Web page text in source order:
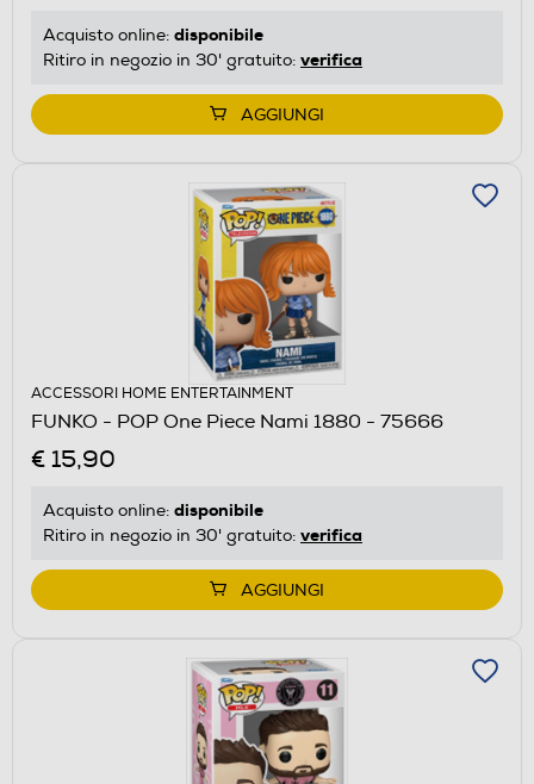
Acquisto online: disponibile
Ritiro in negozio in 30' gratuito: verifica
AGGIUNGI
ACCESSORI HOME ENTERTAINMENT
FUNKO - POP One Piece Nami 1880 - 75666
€ 15,90
Acquisto online: disponibile
Ritiro in negozio in 30' gratuito: verifica
AGGIUNGI